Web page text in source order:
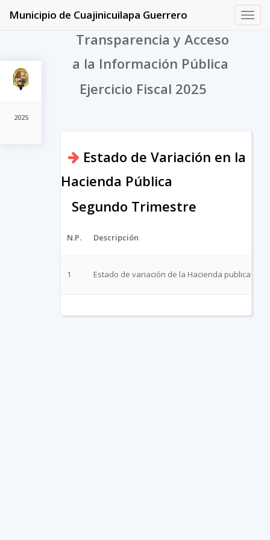
2025
Municipio de Cuajinicuilapa Guerrero
Transparencia y Acceso
a la Información Pública
Ejercicio Fiscal 2025
Estado de Variación en la
Hacienda Pública
Segundo Trimestre
N.P. Descripción
1 Estado de variación de la Hacienda publica Jun